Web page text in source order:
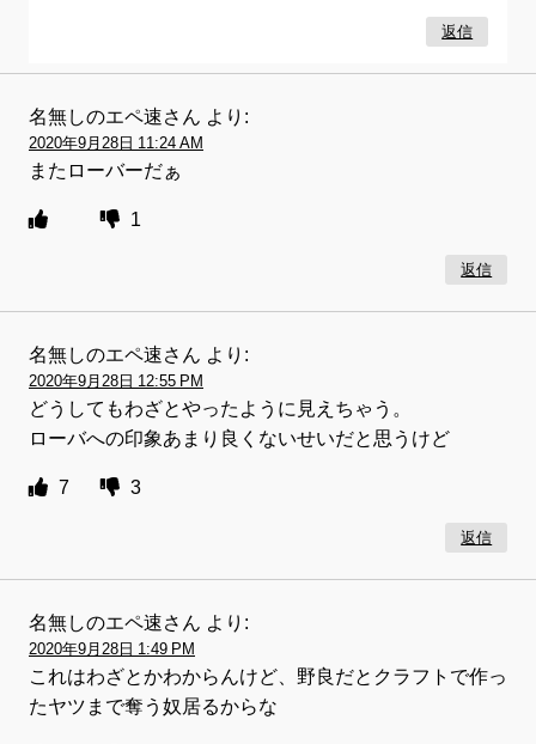
返信
名無しのエペ速さん より:
2020年9月28日 11:24 AM
またローバーだぁ
1
返信
名無しのエペ速さん より:
2020年9月28日 12:55 PM
どうしてもわざとやったように見えちゃう。
ローバへの印象あまり良くないせいだと思うけど
7 3
返信
名無しのエペ速さん より:
2020年9月28日 1:49 PM
これはわざとかわからんけど、野良だとクラフトで作っ
たヤツまで奪う奴居るからな